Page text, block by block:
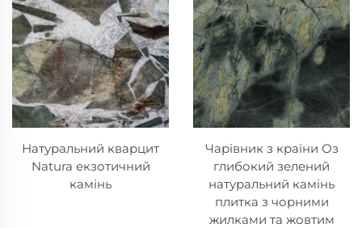
Натуральний кварцит
Natura екзотичний
камінь
Чарівник з країни Оз
глибокий зелений
натуральний камінь
плитка з чорними
жилками та жовтим